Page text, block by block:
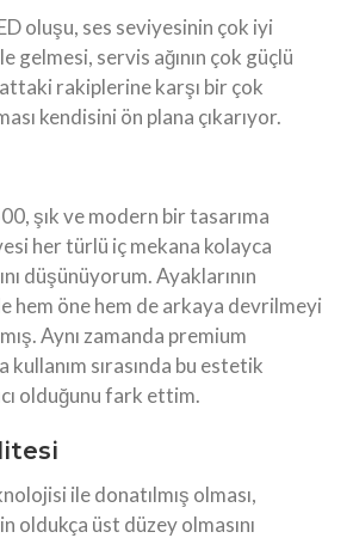
oluşu, ses seviyesinin çok iyi
gelmesi, servis ağının çok güçlü
rakiplerine karşı bir çok
kendisini ön plana çıkarıyor.
şık ve modern bir tasarıma
her türlü iç mekana kolayca
düşünüyorum. Ayaklarının
hem öne hem de arkaya devrilmeyi
Aynı zamanda premium
sırasında bu estetik
olduğunu fark ettim.
ile donatılmış olması,
oldukça üst düzey olmasını